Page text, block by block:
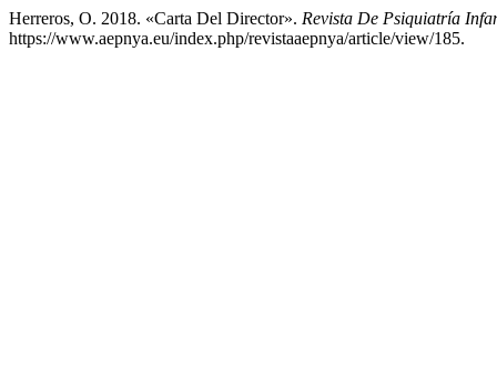
Herreros, O. 2018. «Carta Del Director». Revista De Psiquiatría
https://www.aepnya.eu/index.php/revistaaepnya/article/view/185.